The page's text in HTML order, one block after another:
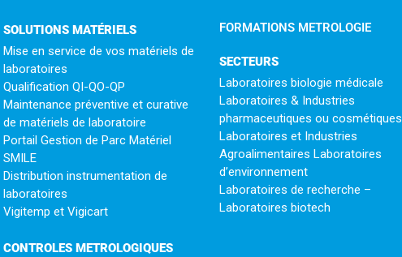
SOLUTIONS MATÉRIELS
Mise en service de vos matériels de
laboratoires
Qualification QI-QO-QP
Maintenance préventive et curative
de matériels de laboratoire
Portail Gestion de Parc Matériel
SMILE
Distribution instrumentation de
laboratoires
Vigitemp et Vigicart
CONTROLES METROLOGIQUES
FORMATIONS METROLOGIE
SECTEURS
Laboratoires biologie médicale
Laboratoires & Industries
pharmaceutiques ou cosmétiques
Laboratoires et Industries
Agroalimentaires Laboratoires
d’environnement
Laboratoires de recherche –
Laboratoires biotech